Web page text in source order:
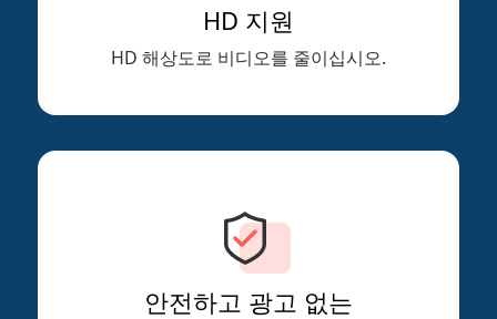
HD 지원
HD 해상도로 비디오를 줄이십시오.
안전하고 광고 없는